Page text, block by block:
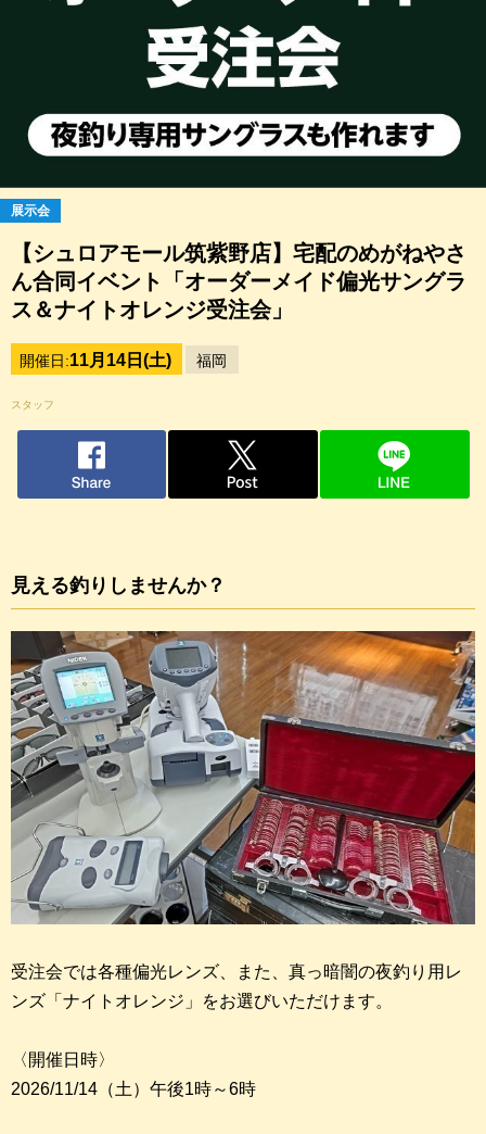
展示会
【シュロアモール筑紫野店】宅配のめがねやさ
ん合同イベント「オーダーメイド偏光サングラ
ス＆ナイトオレンジ受注会」
開催日:11月14日(土) 福岡
スタッフ
見える釣りしませんか？
受注会では各種偏光レンズ、また、真っ暗闇の夜釣り用レ
ンズ「ナイトオレンジ」をお選びいただけます。
〈開催日時〉
2026/11/14（土）午後1時～6時